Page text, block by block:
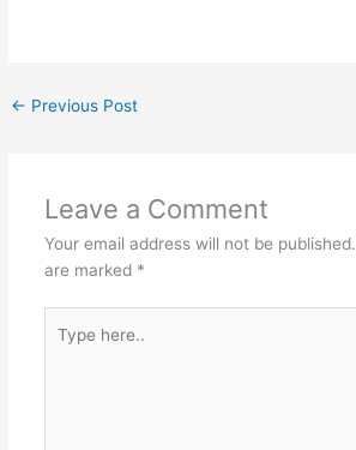
← Previous Post
Leave a Comment
Your email address will not be published.
are marked *
here..